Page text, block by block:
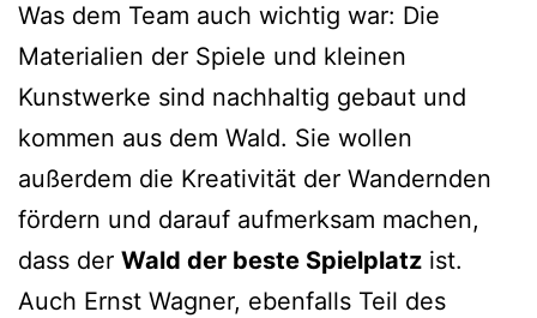
Was dem Team auch wichtig war: Die
Materialien der Spiele und kleinen
Kunstwerke sind nachhaltig gebaut und
kommen aus dem Wald. Sie wollen
außerdem die Kreativität der Wandernden
fördern und darauf aufmerksam machen,
dass der Wald der beste Spielplatz ist.
Auch Ernst Wagner, ebenfalls Teil des